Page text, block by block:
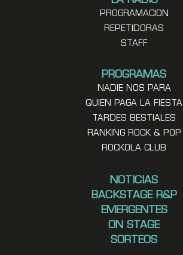
PROGRAMACION
REPETIDORAS
STAFF
PROGRAMAS
NADIE NOS PARA
QUIEN PAGA LA FIESTA
TARDES BESTIALES
RANKING ROCK & POP
ROCKOLA CLUB
NOTICIAS
BACKSTAGE R&P
EMERGENTES
ON STAGE
SORTEOS